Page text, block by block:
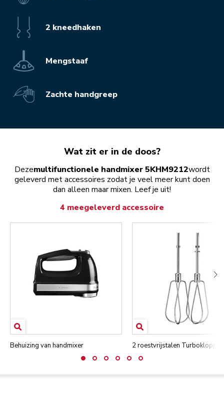
2 kneedhaken
Mengstaaf
Zachte handgreep
Wat zit er in de doos?
Dezemultifunctionele handmixer 5KHM9212wordt
geleverd met accessoires zodat je veel meer kunt doen
dan alleen maar mixen. Leef je uit!
4 meegeleverd accessoire
Behuizing van handmixer 2 roestvrijstalen